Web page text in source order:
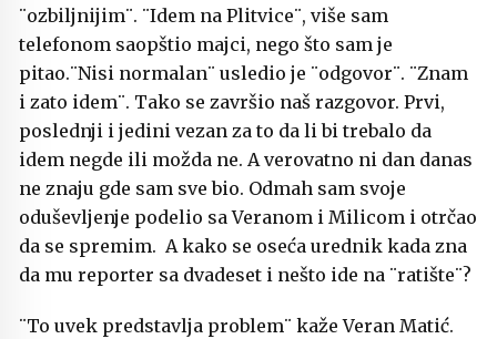
¨ozbiljnijim¨. ¨Idem na Plitvice¨, više sam
telefonom saopštio majci, nego što sam je
pitao.¨Nisi normalan¨ usledio je ¨odgovor¨. ¨Znam
i zato idem¨. Tako se završio naš razgovor. Prvi,
poslednji i jedini vezan za to da li bi trebalo da
idem negde ili možda ne. A verovatno ni dan danas
ne znaju gde sam sve bio. Odmah sam svoje
oduševljenje podelio sa Veranom i Milicom i otrčao
da se spremim. A kako se oseća urednik kada zna
da mu reporter sa dvadeset i nešto ide na ¨ratište¨?
¨To uvek predstavlja problem¨ kaže Veran Matić.